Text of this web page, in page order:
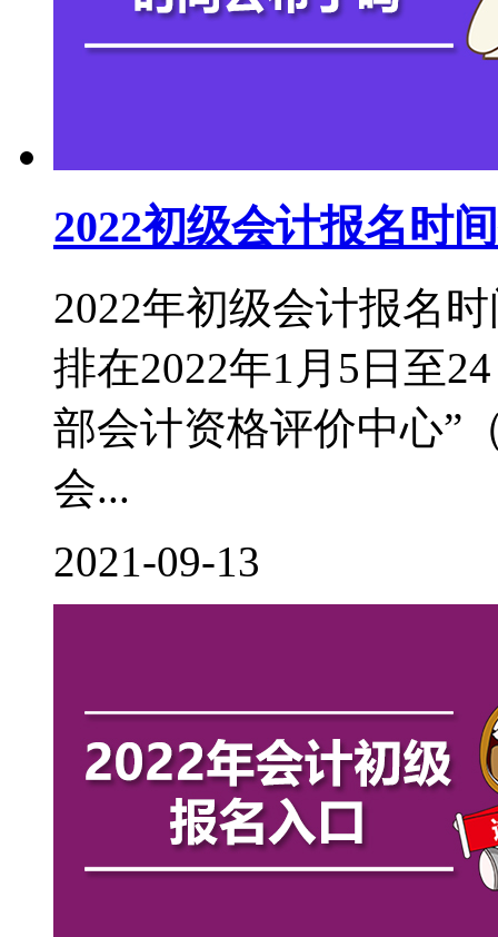
2022初级会计报名时
2022年初级会计报名
排在2022年1月5日至
部会计资格评价中心”
会...
2021-09-13